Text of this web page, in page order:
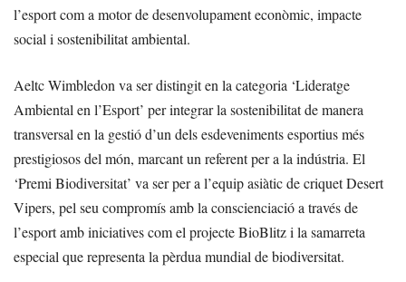
l’esport com a motor de desenvolupament econòmic, impacte
social i sostenibilitat ambiental.
Aeltc Wimbledon va ser distingit en la categoria ‘Lideratge
Ambiental en l’Esport’ per integrar la sostenibilitat de manera
transversal en la gestió d’un dels esdeveniments esportius més
prestigiosos del món, marcant un referent per a la indústria. El
‘Premi Biodiversitat’ va ser per a l’equip asiàtic de criquet Desert
Vipers, pel seu compromís amb la conscienciació a través de
l’esport amb iniciatives com el projecte BioBlitz i la samarreta
especial que representa la pèrdua mundial de biodiversitat.